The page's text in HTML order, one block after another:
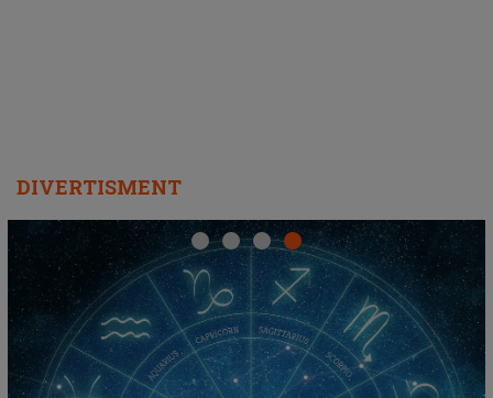
DIVERTISMENT